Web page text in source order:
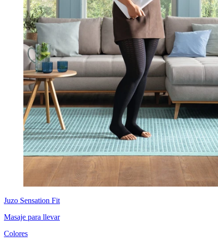
Juzo Sensation Fit
Masaje para llevar
Colores